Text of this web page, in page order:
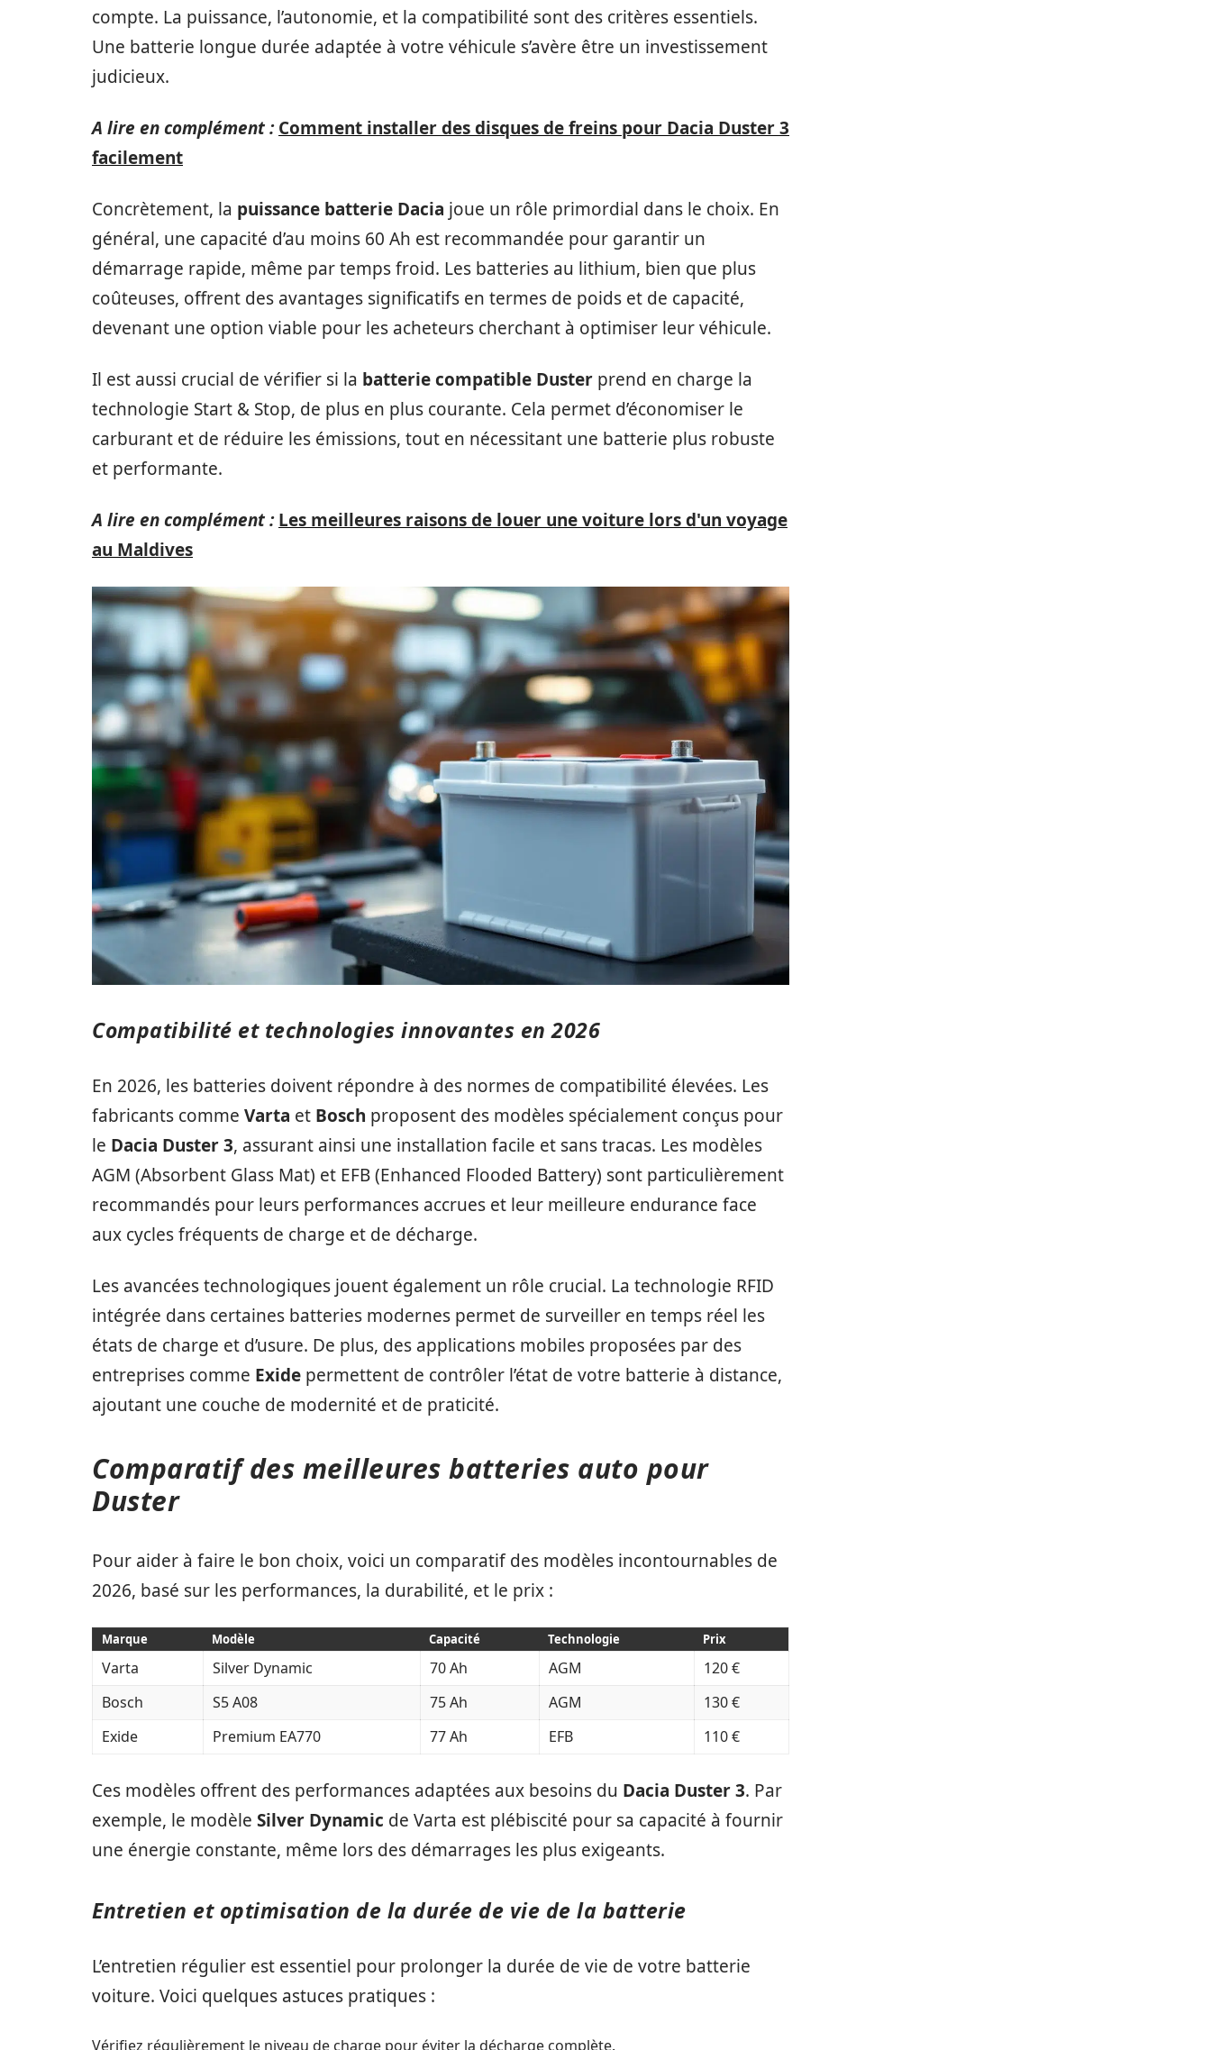
compte. La puissance, l’autonomie, et la compatibilité sont des critères essentiels.
Une batterie longue durée adaptée à votre véhicule s’avère être un investissement
judicieux.
A lire en complément : Comment installer des disques de freins pour Dacia Duster 3
facilement
Concrètement, la puissance batterie Dacia joue un rôle primordial dans le choix. En
général, une capacité d’au moins 60 Ah est recommandée pour garantir un
démarrage rapide, même par temps froid. Les batteries au lithium, bien que plus
coûteuses, offrent des avantages significatifs en termes de poids et de capacité,
devenant une option viable pour les acheteurs cherchant à optimiser leur véhicule.
Il est aussi crucial de vérifier si la batterie compatible Duster prend en charge la
technologie Start & Stop, de plus en plus courante. Cela permet d’économiser le
carburant et de réduire les émissions, tout en nécessitant une batterie plus robuste
et performante.
A lire en complément : Les meilleures raisons de louer une voiture lors d'un voyage
au Maldives
Compatibilité et technologies innovantes en 2026
En 2026, les batteries doivent répondre à des normes de compatibilité élevées. Les
fabricants comme Varta et Bosch proposent des modèles spécialement conçus pour
le Dacia Duster 3, assurant ainsi une installation facile et sans tracas. Les modèles
AGM (Absorbent Glass Mat) et EFB (Enhanced Flooded Battery) sont particulièrement
recommandés pour leurs performances accrues et leur meilleure endurance face
aux cycles fréquents de charge et de décharge.
Les avancées technologiques jouent également un rôle crucial. La technologie RFID
intégrée dans certaines batteries modernes permet de surveiller en temps réel les
états de charge et d’usure. De plus, des applications mobiles proposées par des
entreprises comme Exide permettent de contrôler l’état de votre batterie à distance,
ajoutant une couche de modernité et de praticité.
Comparatif des meilleures batteries auto pour
Duster
Pour aider à faire le bon choix, voici un comparatif des modèles incontournables de
2026, basé sur les performances, la durabilité, et le prix :
Marque Modèle Capacité Technologie Prix
Varta Silver Dynamic 70 Ah AGM
120 €
Bosch
S5 A08 75 Ah AGM
130 €
Exide
Premium EA770 77 Ah EFB 110 €
Ces modèles offrent des performances adaptées aux besoins du Dacia Duster 3. Par
exemple, le modèle Silver Dynamic de Varta est plébiscité pour sa capacité à fournir
une énergie constante, même lors des démarrages les plus exigeants.
Entretien et optimisation de la durée de vie de la batterie
L’entretien régulier est essentiel pour prolonger la durée de vie de votre batterie
voiture. Voici quelques astuces pratiques :
Vérifiez régulièrement le niveau de charge pour éviter la décharge complète.